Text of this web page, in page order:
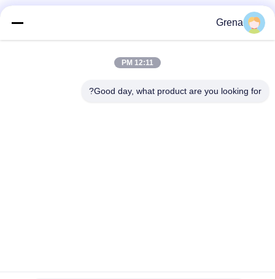
Grena
12:11 PM
Good day, what product are you looking for?